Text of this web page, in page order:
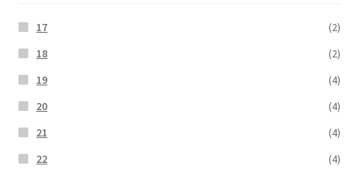
17
(2)
18
(2)
19
(4)
20
(4)
21
(4)
22
(4)